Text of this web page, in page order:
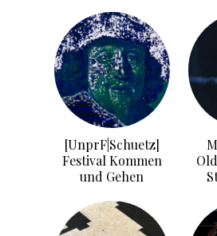
[UnprF|Schuetz]
Festival Kommen
und Gehen